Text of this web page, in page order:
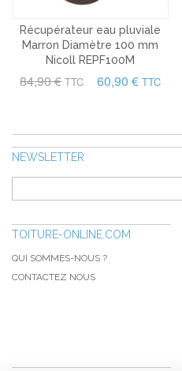
Récupérateur eau pluviale
Marron Diamètre 100 mm
Nicoll REPF100M
84,90 € TTC 60,90 € TTC
NEWSLETTER
TOITURE-ONLINE.COM
QUI SOMMES-NOUS ?
CONTACTEZ NOUS